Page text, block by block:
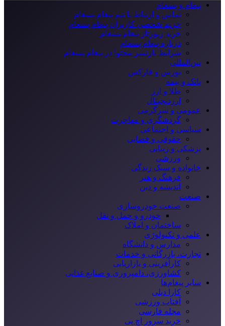
پیغام و پسغام
تماس و ارتباط با تیم پیغام پسغام
حریم شخصی کاربران پیغام پسغام
خرید رپورتاژ پیغام پسغام
درباره پیغام پسغام
شرایط بازنشر محتوا در پیغام پسغام
بین‌المللی
بورس و فارکس
بانک و بیمه
طلا و ارز
ارزدیجیتال
عمومی و سرگرمی
گردشگری و مهاجرت
سیاسی و اجتماعی
حقوقی و قضایی
پزشکی و زیبایی
ورزشی
خانواده و سبک زندگی
فرهنگ و هنر
اندیشه و دین
صنعت
صنعت خودروسازی
خودرو و حمل و نقل
ساختمان و املاک
علمی و تکنولوژی
مدارس و دانشگاه
تجارت، بازرگانی و خدمات
کارآفرینی و بازاریابی
کشاورزی، دامپروری و صنایع غذایی
سایر پیغام‌ها
کارا دیلی
آفتاب ورزشی
مجله فارسی
خرید سرور اچ پی